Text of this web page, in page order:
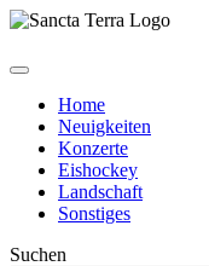
Home
Neuigkeiten
Konzerte
Eishockey
Landschaft
Sonstiges
Suchen